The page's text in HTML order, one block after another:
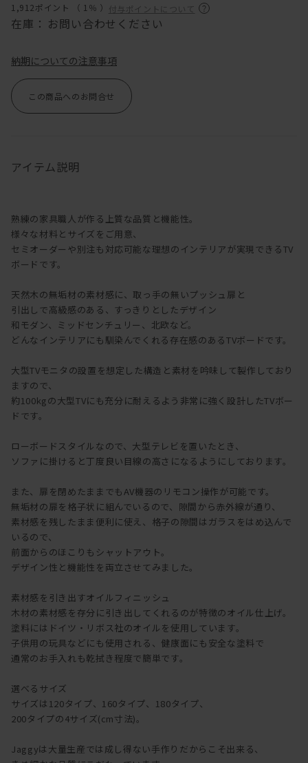
1,912ポイント （ 1％ ） 付与ポイントについて
在庫： お問い合わせください
納期についての注意事項
この商品へのお問合せ
アイテム説明
熟練の家具職人が作る上質な品質と機能性。
様々な材料とサイズをご用意、
セミオーダーや別注も対応可能な理想のインテリアが実現できるTV
ボードです。
天然木の無垢材の素材感に、取っ手の無いプッシュ扉と
引出しで高級感のある、すっきりとしたデザイン
和モダン、ミッドセンチュリー、北欧など。
どんなインテリアにも馴染んでくれる存在感のあるTVボードです。
大型TVモニタの設置を想定した構造と素材を吟味して製作しており
ますので、
約100kgの大型TVにも充分に耐えるよう非常に強く設計したTVボー
ドです。
ローボードスタイルなので、大型テレビを置いたとき、
ソファに掛けると丁度良い目線の高さになるようにしております。
また、扉を閉めたままでもAV機器のリモコン操作が可能です。
無垢材の扉を格子状に組んでいるので、隙間から赤外線が通り、
素材感を残したまま便利に使え、格子の隙間はガラスをはめ込んで
いるので、
前面からのほこりもシャットアウト。
デザイン性と機能性を両立させてみました。
素材感を引き出すオイルフィニッシュ
木材の素材感を存分に引き出してくれるのが特徴のオイル仕上げ。
塗料にはドイツ・リボス社のオイルを使用しています。
子供用の玩具などにも使用される、健康面にも安全な塗料で
通常のお手入れも乾拭き程度で簡単です。
選べるサイズ
サイズは120タイプ、160タイプ、180タイプ、
200タイプの4サイズ(cm寸法)。
Jaggyは大量生産では成し得ない手作りだからこそ出来る、